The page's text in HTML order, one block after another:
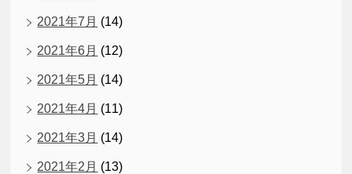
2021年7月 (14)
2021年6月 (12)
2021年5月 (14)
2021年4月 (11)
2021年3月 (14)
2021年2月 (13)